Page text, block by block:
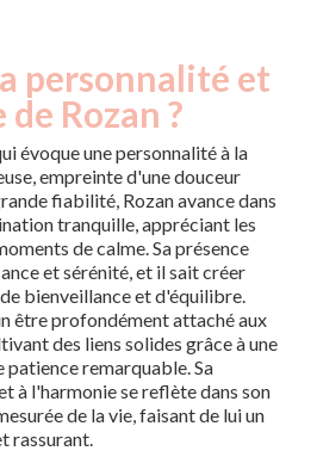
personnalité et
Rozan ?
évoque une personnalité à la
empreinte d'une douceur
fiabilité, Rozan avance dans
tranquille, appréciant les
de calme. Sa présence
et sérénité, et il sait créer
bienveillance et d'équilibre.
être profondément attaché aux
des liens solides grâce à une
remarquable. Sa
à l'harmonie se reflète dans son
de la vie, faisant de lui un
rassurant.